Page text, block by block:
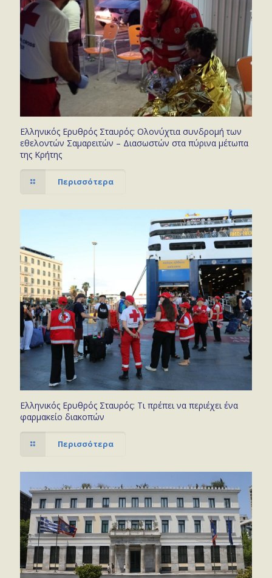
Ελληνικός Ερυθρός Σταυρός: Ολονύχτια συνδρομή των
εθελοντών Σαμαρειτών – Διασωστών στα πύρινα μέτωπα
της Κρήτης
Περισσότερα
Ελληνικός Ερυθρός Σταυρός: Τι πρέπει να περιέχει ένα
φαρμακείο διακοπών
Περισσότερα